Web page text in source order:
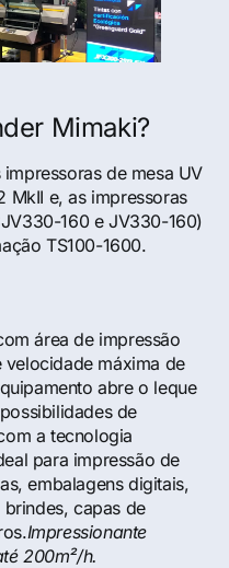
Mimaki?
de mesa UV
MkII e, as impressoras
160 e JV330-160)
TS100-1600.
área de impressão
máxima de
abre o leque
de
a tecnologia
para impressão de
embalagens digitais,
capas de
Impressionante
200m²/h.